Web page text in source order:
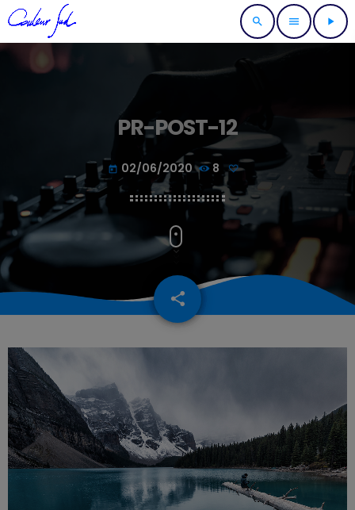
search menu play_arrow
PR-POST-12
today 02/06/2020 8
share
email